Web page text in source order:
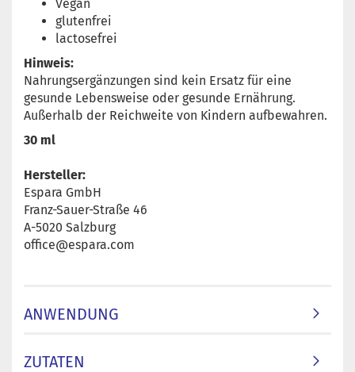
Vegan
glutenfrei
lactosefrei
Hinweis:
Nahrungsergänzungen sind kein Ersatz für eine
gesunde Lebensweise oder gesunde Ernährung.
Außerhalb der Reichweite von Kindern aufbewahren.
30 ml
Hersteller:
Espara GmbH
Franz-Sauer-Straße 46
A-5020 Salzburg
office@espara.com
ANWENDUNG
ZUTATEN